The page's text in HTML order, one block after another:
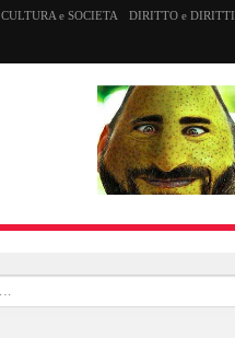
CULTURA e SOCIETA DIRITTO e DIRITTI